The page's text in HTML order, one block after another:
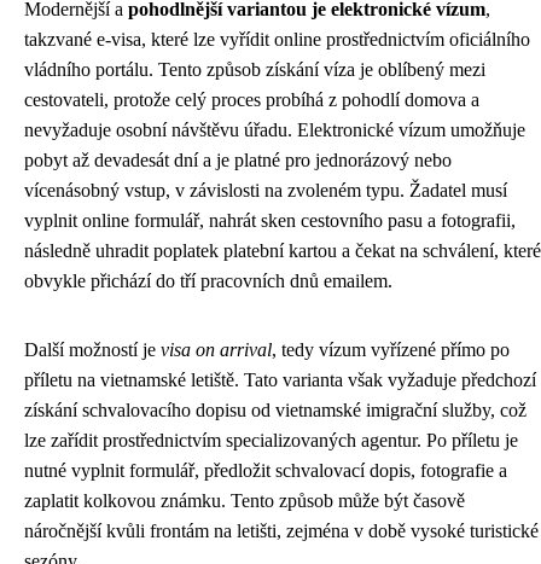
Modernější a pohodlnější variantou je elektronické vízum,
takzvané e-visa, které lze vyřídit online prostřednictvím oficiálního
vládního portálu. Tento způsob získání víza je oblíbený mezi
cestovateli, protože celý proces probíhá z pohodlí domova a
nevyžaduje osobní návštěvu úřadu. Elektronické vízum umožňuje
pobyt až devadesát dní a je platné pro jednorázový nebo
vícenásobný vstup, v závislosti na zvoleném typu. Žadatel musí
vyplnit online formulář, nahrát sken cestovního pasu a fotografii,
následně uhradit poplatek platební kartou a čekat na schválení, které
obvykle přichází do tří pracovních dnů emailem.
Další možností je visa on arrival, tedy vízum vyřízené přímo po
příletu na vietnamské letiště. Tato varianta však vyžaduje předchozí
získání schvalovacího dopisu od vietnamské imigrační služby, což
lze zařídit prostřednictvím specializovaných agentur. Po příletu je
nutné vyplnit formulář, předložit schvalovací dopis, fotografie a
zaplatit kolkovou známku. Tento způsob může být časově
náročnější kvůli frontám na letišti, zejména v době vysoké turistické